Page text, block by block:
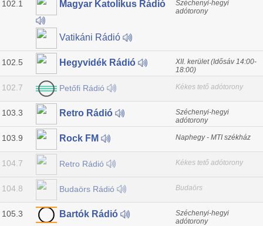
102.1 Magyar Katolikus Rádió
Vatikáni Rádió
Széchenyi-hegyi
adótorony
102.5 Hegyvidék Rádió
XII. kerület (Idősáv 14:00-
18:00)
102.7 Petőfi Rádió Kékes tető adótorony
103.3 Retro Rádió
Széchenyi-hegyi
adótorony
103.9 Rock FM Naphegy - MTI székház
104.7 Retro Rádió Kékes tető adótorony
104.8 Budaörs Rádió Budaörs
105.3 Bartók Rádió
Széchenyi-hegyi
adótorony